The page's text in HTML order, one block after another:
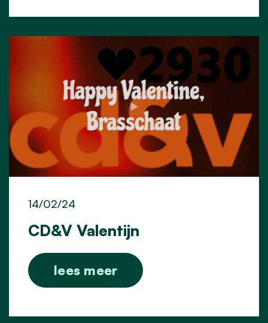
CD&V Valentijn
14/02/24
lees meer